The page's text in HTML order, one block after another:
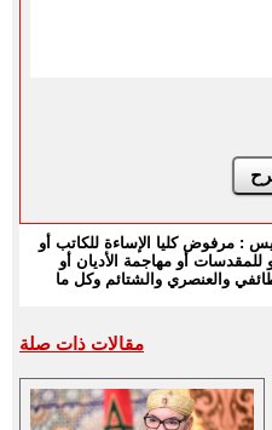
: مرفوض كليا الإساءة للكاتب أو
أو مهاجمة الأديان أو
والعنصري والشتائم وكل ما
مقالات ذات صلة